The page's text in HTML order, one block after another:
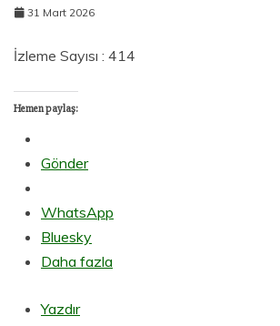
31 Mart 2026
İzleme Sayısı : 414
Hemen paylaş:
Gönder
WhatsApp
Bluesky
Daha fazla
Yazdır